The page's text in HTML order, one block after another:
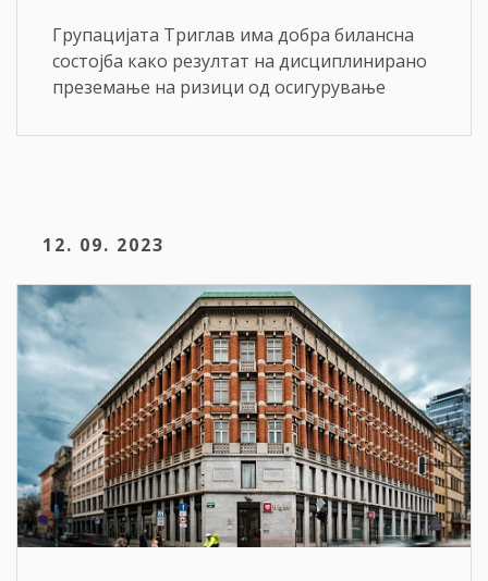
Групацијата Триглав има добра билансна
состојба како резултат на дисциплинирано
преземање на ризици од осигурување
12. 09. 2023